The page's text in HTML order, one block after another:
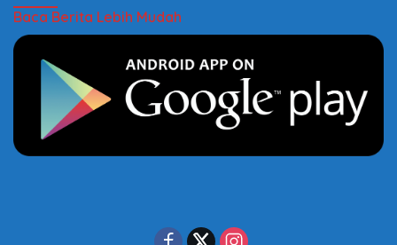
Baca Berita Lebih Mudah